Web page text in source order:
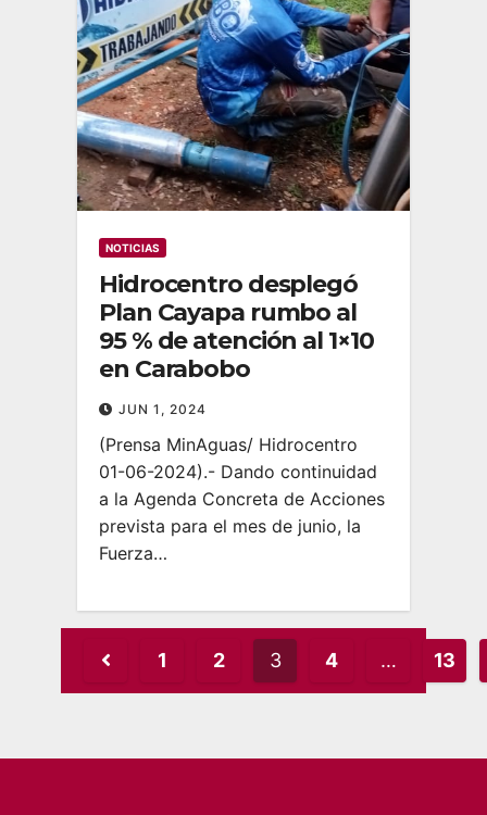
NOTICIAS
Hidrocentro desplegó
Plan Cayapa rumbo al
95 % de atención al 1×10
en Carabobo
JUN 1, 2024
(Prensa MinAguas/ Hidrocentro
01-06-2024).- Dando continuidad
a la Agenda Concreta de Acciones
prevista para el mes de junio, la
Fuerza…
Posts
pagination
1 2 3 4 … 13